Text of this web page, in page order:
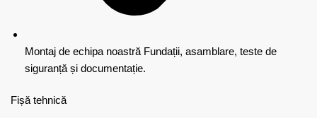
Montaj de echipa noastră Fundații, asamblare, teste de
siguranță și documentație.
Fișă tehnică